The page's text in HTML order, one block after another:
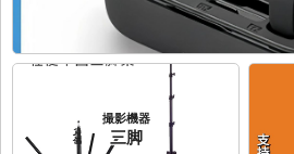
撮影機器
三脚